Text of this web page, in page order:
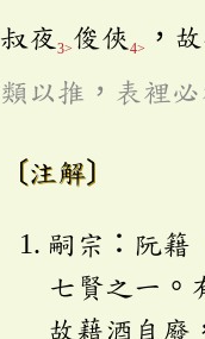
叔夜 3>俊俠 4> ，
類以推，表裡
〔注解〕
嗣宗：阮籍
七賢之一。
故藉酒自廢